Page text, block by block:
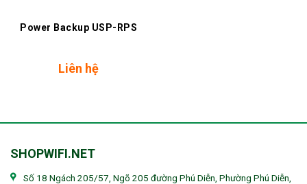
Power Backup USP-RPS
Liên hệ
SHOPWIFI.NET
Số 18 Ngách 205/57, Ngõ 205 đường Phú Diễn, Phường Phú Diễn,